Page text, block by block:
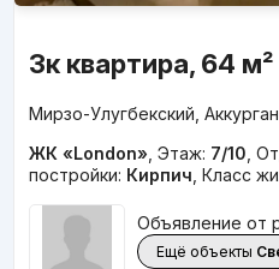
3к квартира, 64 м²
Мирзо-Улугбекский,
ЖК «London» Этаж: 7/10
постройки: Кирпич Класс
Объявление от
Ещё объекты